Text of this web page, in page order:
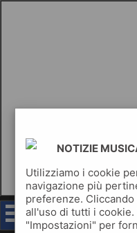
notizie
NOTIZIE
Utilizziamo i cookie
navigazione più
preferenze.
all'uso di tutti i
"Impostazioni" per